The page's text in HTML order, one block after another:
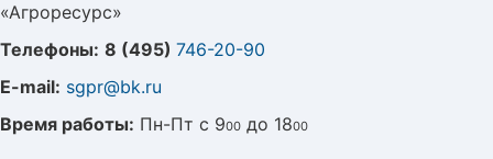
«Агроресурс»
Телефоны: 8 (495) 746-20-90
E-mail: sgpr@bk.ru
Время работы: Пн-Пт с 900 до 1800